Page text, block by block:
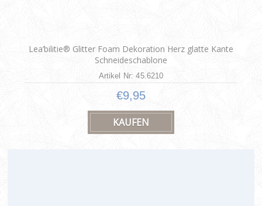
Lea’bilitie® Glitter Foam Dekoration Herz glatte Kante
Schneideschablone
Artikel Nr: 45.6210
€9,95